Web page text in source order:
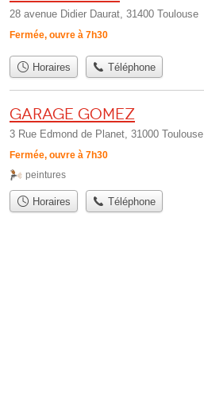
28 avenue Didier Daurat, 31400 Toulouse
Fermée, ouvre à 7h30
Horaires Téléphone
Garage Gomez
3 Rue Edmond de Planet, 31000 Toulouse
Fermée, ouvre à 7h30
peintures
Horaires Téléphone